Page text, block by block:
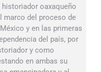
oaxaqueño
marco del proceso de
y en las primeras
del país, por
y como
en ambas su